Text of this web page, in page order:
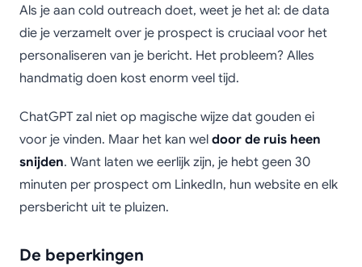
Als je aan cold outreach doet, weet je het al: de data
die je verzamelt over je prospect is cruciaal voor het
personaliseren van je bericht. Het probleem? Alles
handmatig doen kost enorm veel tijd.
ChatGPT zal niet op magische wijze dat gouden ei
voor je vinden. Maar het kan wel door de ruis heen
snijden. Want laten we eerlijk zijn, je hebt geen 30
minuten per prospect om LinkedIn, hun website en elk
persbericht uit te pluizen.
De beperkingen